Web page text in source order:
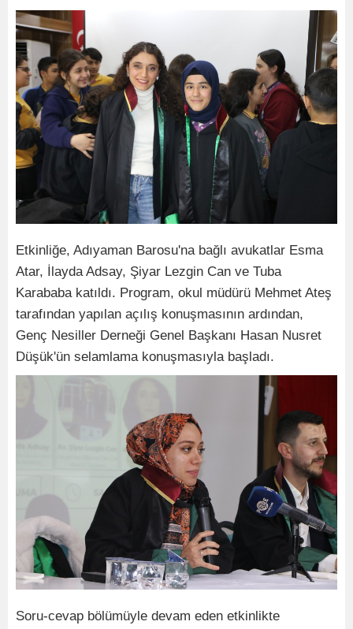
Etkinliğe, Adıyaman Barosu'na bağlı avukatlar Esma
Atar, İlayda Adsay, Şiyar Lezgin Can ve Tuba
Karababa katıldı. Program, okul müdürü Mehmet Ateş
tarafından yapılan açılış konuşmasının ardından,
Genç Nesiller Derneği Genel Başkanı Hasan Nusret
Düşük'ün selamlama konuşmasıyla başladı.
Soru-cevap bölümüyle devam eden etkinlikte